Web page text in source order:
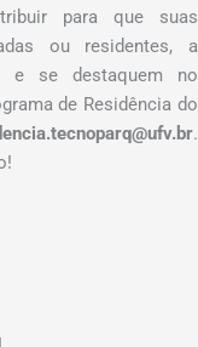
para que suas
ou residentes, a
e se destaquem no
de Residência do
.